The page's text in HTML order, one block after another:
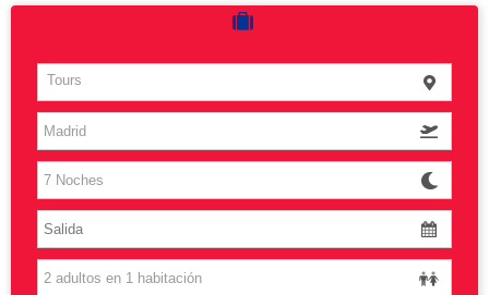
Costas
Vuelos
Islas
Caribe
Grandes Viajes
Tours